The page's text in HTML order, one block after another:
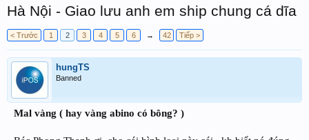
Hà Nội - Giao lưu anh em ship chung cá dĩa
< Trước 1 2 3 4 5 6 → 42 Tiếp >
hungTS
Banned
Mal vàng ( hay vàng abino có bông? )